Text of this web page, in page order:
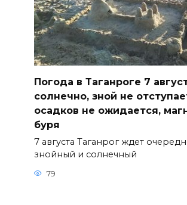
Погода в Таганроге 7
солнечно, зной не
осадков не ожидается,
буря
7 августа Таганрог ждет
знойный и солнечный
79